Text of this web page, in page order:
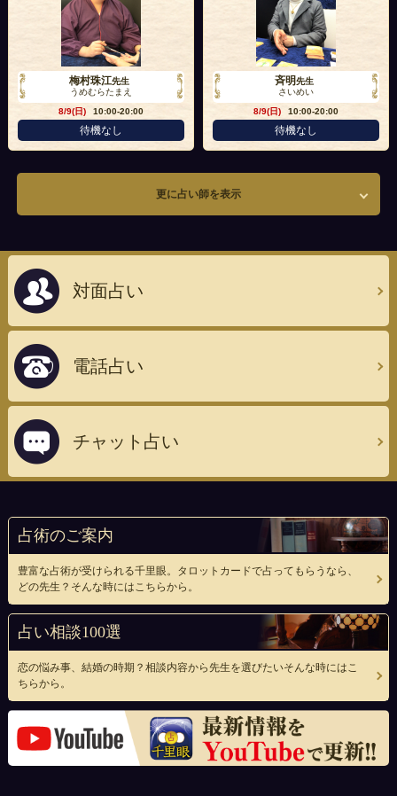
梅村珠江先生
うめむらたまえ
8/9(日)
10:00-20:00
待機なし
斉明先生
さいめい
8/9(日)
10:00-20:00
待機なし
更に占い師を表示
対面占い
電話占い
チャット占い
占術のご案内
豊富な占術が受けられる千里眼。タロットカードで占ってもらうなら、
どの先生？そんな時にはこちらから。
占い相談100選
恋の悩み事、結婚の時期？相談内容から先生を選びたいそんな時にはこ
ちらから。